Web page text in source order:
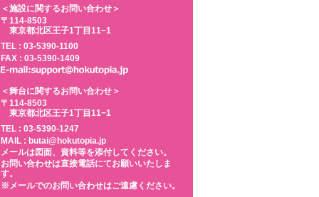
＜施設に関するお問い合わせ＞
〒114-8503
東京都北区王子1丁目11−1
TEL : 03-5390-1100
FAX : 03-5390-1409
＜舞台に関するお問い合わせ＞
〒114-8503
東京都北区王子1丁目11−1
TEL : 03-5390-1247
MAIL : butai@hokutopia.jp
メールは図面、資料等を添付してください。
お問い合わせは直接電話にてお願いいたしま
す。
※メールでのお問い合わせはご遠慮ください。